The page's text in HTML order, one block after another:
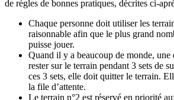
de règles de bonnes pratiques, décrites ci-
Chaque personne doit utiliser les
raisonnable afin que le plus grand
puisse jouer.
Quand il y a beaucoup de monde, une
rester sur le terrain pendant 3 sets de
ces 3 sets, elle doit quitter le terrain.
la file d’attente.
Le terrain n°2 est réservé en priorité